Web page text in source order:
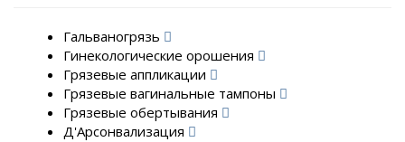
Гальваногрязь
Гинекологические орошения
Грязевые аппликации
Грязевые вагинальные тампоны
Грязевые обертывания
Д'Арсонвализация